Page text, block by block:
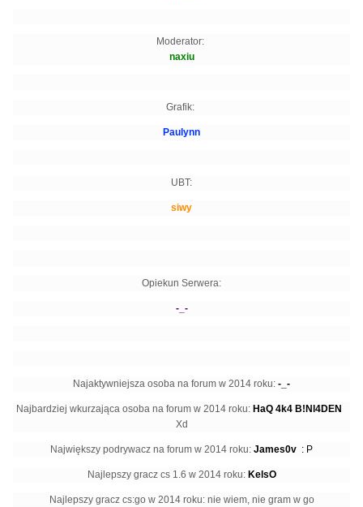
Moderator:
naxiu
Grafik:
Paulynn
UBT:
siwy
Opiekun Serwera:
-_-
Najaktywniejsza osoba na forum w 2014 roku: -_-
Najbardziej wkurzająca osoba na forum w 2014 roku: HaQ 4k4 B!Nl4DEN
Xd
Największy podrywacz na forum w 2014 roku: James0v : P
Najlepszy gracz cs 1.6 w 2014 roku: KelsO
Najlepszy gracz cs:go w 2014 roku: nie wiem, nie gram w go